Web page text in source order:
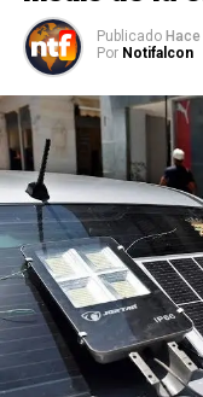
Publicado
Por Notifalcon